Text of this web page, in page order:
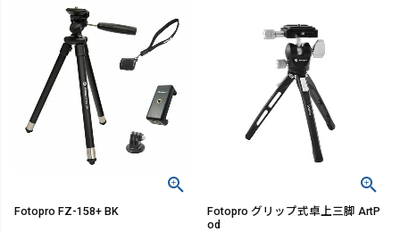
Fotopro FZ-158+ BK
Fotopro グリップ式卓上三脚 ArtP
od